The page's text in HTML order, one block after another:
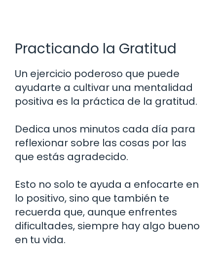
Practicando la Gratitud
Un ejercicio poderoso que puede
ayudarte a cultivar una mentalidad
positiva es la práctica de la gratitud.
Dedica unos minutos cada día para
reflexionar sobre las cosas por las
que estás agradecido.
Esto no solo te ayuda a enfocarte en
lo positivo, sino que también te
recuerda que, aunque enfrentes
dificultades, siempre hay algo bueno
en tu vida.